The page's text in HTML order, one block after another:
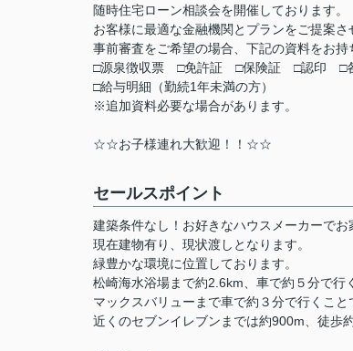
随時住宅ローン相談会を開催しております。
お客様に最適な金融機関とプランをご提案さ
事前審査をご希望の場合、下記の資料をお持
□源泉徴収票 □免許証 □保険証 □認印 □各
□給与明細（勤続1年未満の方）
※追加資料必要な場合があります。
☆☆お子様連れ大歓迎！！☆☆
セールスポイント
建築条件なし！お好きなハウスメーカーでお
現在建物有り、現状渡しとなります。
緑豊かな環境に位置しております。
松崎海水浴場まで約2.6km、車で約５分で行
マックスバリューまで車で約３分で行くこと
近くのセブンイレブンまでは約900m、徒歩